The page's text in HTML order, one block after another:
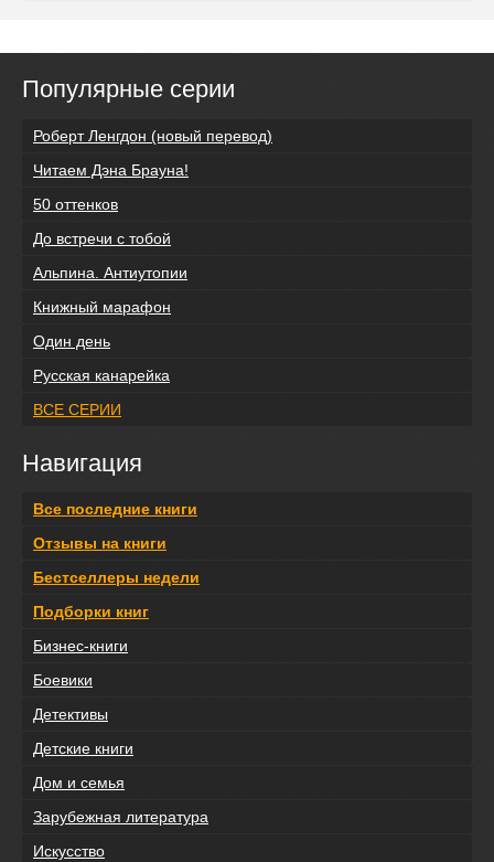
Популярные серии
Роберт Ленгдон (новый перевод)
Читаем Дэна Брауна!
50 оттенков
До встречи с тобой
Альпина. Антиутопии
Книжный марафон
Один день
Русская канарейка
ВСЕ СЕРИИ
Навигация
Все последние книги
Отзывы на книги
Бестселлеры недели
Подборки книг
Бизнес-книги
Боевики
Детективы
Детские книги
Дом и семья
Зарубежная литература
Искусство